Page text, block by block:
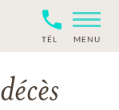
TÉL MENU